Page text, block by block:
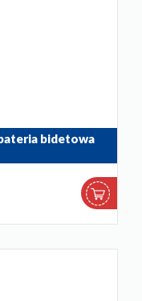
bateria bidetowa